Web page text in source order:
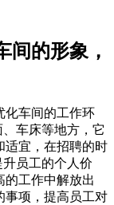
间的形象，
化车间的工作环
车床等地方，它
适宜，在招聘的时
员工的个人价
的工作中解放出
事项，提高员工对